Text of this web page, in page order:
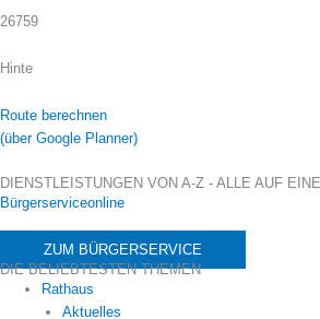
26759
Hinte
Route berechnen
(über Google Planner)
DIENSTLEISTUNGEN VON A-Z - ALLE AUF
Bürgerserviceonline
ZUM BÜRGERSERVICE
DIE BELIEBTESTEN THEMEN
Rathaus
Aktuelles